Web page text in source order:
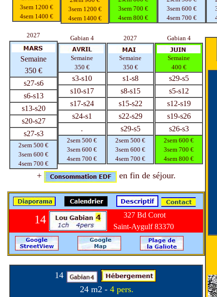
3sem 1200 €
4sem 1400 €
3sem 1200 €
4sem 1400 €
3sem 700 €
4sem 800 €
3sem 600 €
4sem 700 €
2027
Semaine
350 €
s27-s6
s6-s13
s13-s20
s20-s27
s27-s3
2sem 500 €
3sem 600 €
4sem 700 €
Gabian 4
Semaine
350 €
s3-s10
s10-s17
s17-s24
s24-s1
.
2sem 500 €
3sem 600 €
4sem 700 €
2027
Semaine
350 €
s1-s8
s8-s15
s15-s22
s22-s29
s29-s5
2sem 500 €
3sem 600 €
4sem 700 €
Gabian 4
Semaine
400 €
s29-s5
s5-s12
s12-s19
s19-s26
s26-s3
2sem 600 €
3sem 700 €
4sem 800 €
+ en fin de séjour.
14
327 Bd Corot
Saint-Aygulf 83370
14
24 m2 - 4 pers.